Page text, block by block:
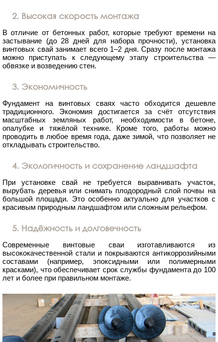
2. Высокая скорость монтажа
В отличие от бетонных работ, которые требуют времени на
застывание (до 28 дней для набора прочности), установка
винтовых свай занимает всего 1–2 дня. Сразу после монтажа
можно приступать к следующему этапу строительства —
обвязке и возведению стен.
3. Экономичность
Фундамент на винтовых сваях часто обходится дешевле
традиционного. Экономия достигается за счёт отсутствия
масштабных земляных работ, необходимости в бетоне,
опалубке и тяжёлой технике. Кроме того, работы можно
проводить в любое время года, даже зимой, что позволяет не
откладывать строительство.
4. Экологичность и сохранение ландшафта
При установке свай не требуется выравнивать участок,
вырубать деревья или снимать плодородный слой почвы на
большой площади. Это особенно актуально для участков с
красивым природным ландшафтом или сложным рельефом.
5. Надёжность и долговечность
Современные винтовые сваи изготавливаются из
высококачественной стали и покрываются антикоррозийными
составами (например, эпоксидными или полимерными
красками), что обеспечивает срок службы фундамента до 100
лет и более при правильном монтаже.